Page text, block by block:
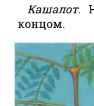
Кашалот.
концом.